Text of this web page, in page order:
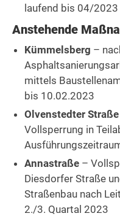
laufend bis 04/
Anstehende
Kümmelsberg –
mittels
bis 10.02.2023
Olvenstedter Straße
Vollsperrung in
Annastraße –
Diesdorfer Straße
Straßenbau nach
2./3. Quartal 2023